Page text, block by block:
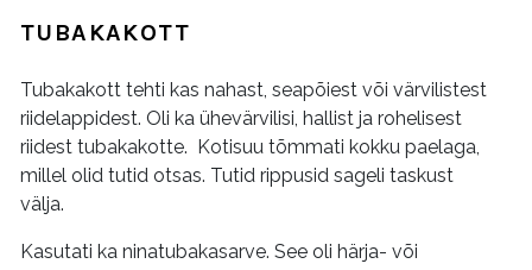
TUBAKAKOTT
Tubakakott tehti kas nahast, seapõiest või värvilistest
riidelappidest. Oli ka ühevärvilisi, hallist ja rohelisest
riidest tubakakotte. Kotisuu tõmmati kokku paelaga,
millel olid tutid otsas. Tutid rippusid sageli taskust
välja.
Kasutati ka ninatubakasarve. See oli härja- või